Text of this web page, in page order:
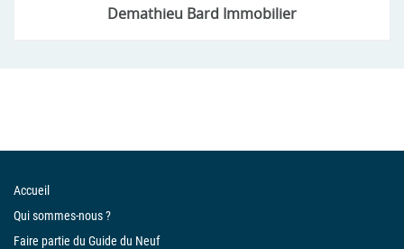
Demathieu Bard Immobilier
Accueil
Qui sommes-nous ?
Faire partie du Guide du Neuf